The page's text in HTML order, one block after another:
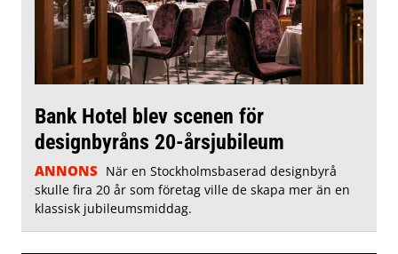
Bank Hotel blev scenen för
designbyråns 20-årsjubileum
ANNONS När en Stockholmsbaserad designbyrå
skulle fira 20 år som företag ville de skapa mer än en
klassisk jubileumsmiddag.